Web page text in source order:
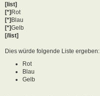
[list]
[*] Rot
[*] Blau
[*]Gelb
[/list]
Dies würde folgende Liste ergeben:
Rot
Blau
Gelb